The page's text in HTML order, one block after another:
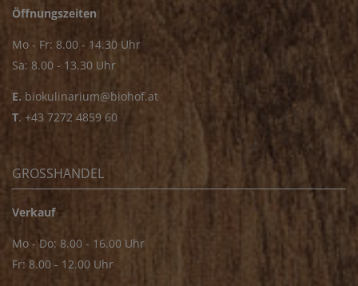
Öffnungszeiten
Mo - Fr: 8.00 - 14.30 Uhr
Sa: 8.00 - 13.30 Uhr
E. biokulinarium@biohof.at
T. +43 7272 4859 60
GROSSHANDEL
Verkauf
Mo - Do: 8.00 - 16.00 Uhr
Fr: 8.00 - 12.00 Uhr